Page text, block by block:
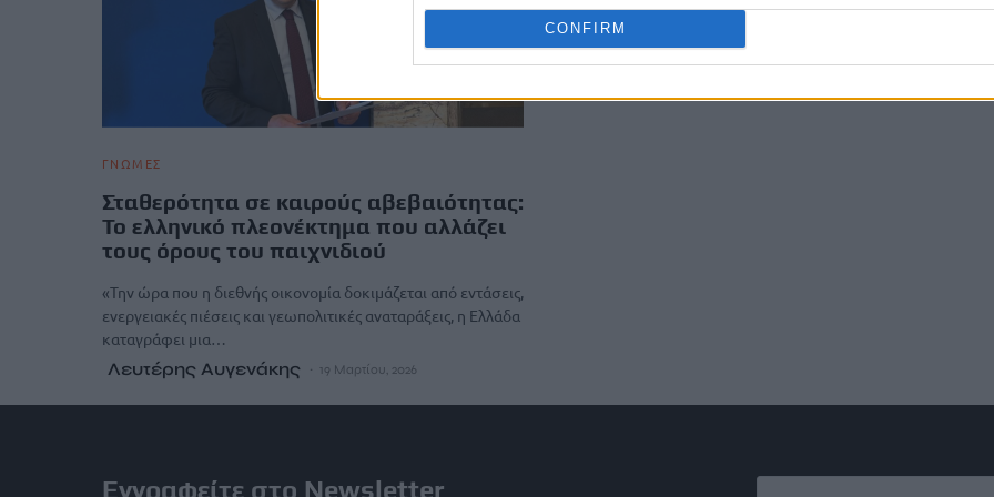
CONFIRM
ΓΝΩΜΕΣ
Σταθερότητα σε καιρούς αβεβαιότητας:
Το ελληνικό πλεονέκτημα που αλλάζει
τους όρους του παιχνιδιού
«Την ώρα που η διεθνής οικονομία δοκιμάζεται από εντάσεις,
ενεργειακές πιέσεις και γεωπολιτικές αναταράξεις, η Ελλάδα
καταγράφει μια…
Λευτέρης Αυγενάκης 19 Μαρτίου, 2026
Εγγραφείτε στο Newsletter